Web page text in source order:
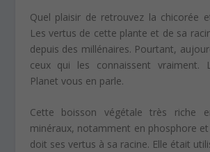
Quel plaisir de retrouvez la chicorée
Les vertus de cette plante et de sa
depuis des millénaires. Pourtant,
ceux qui les connaissent vraiment.
Planet vous en parle.
Cette boisson végétale très riche
minéraux, notamment en phosphore
doit ses vertus à sa racine. Elle était